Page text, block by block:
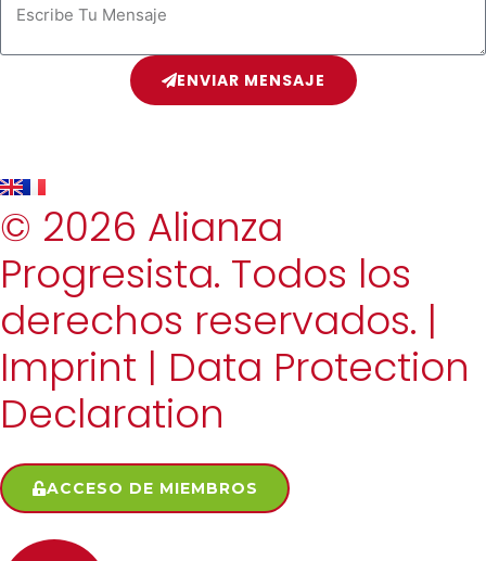
ENVIAR MENSAJE
© 2026 Alianza
Progresista. Todos los
derechos reservados. |
Imprint | Data Protection
Declaration
ACCESO DE MIEMBROS